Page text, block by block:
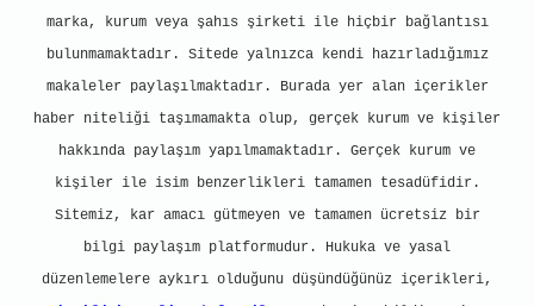
marka, kurum veya şahıs şirketi ile hiçbir bağlantısı
bulunmamaktadır. Sitede yalnızca kendi hazırladığımız
makaleler paylaşılmaktadır. Burada yer alan içerikler
haber niteliği taşımamakta olup, gerçek kurum ve kişiler
hakkında paylaşım yapılmamaktadır. Gerçek kurum ve
kişiler ile isim benzerlikleri tamamen tesadüfidir.
Sitemiz, kar amacı gütmeyen ve tamamen ücretsiz bir
bilgi paylaşım platformudur. Hukuka ve yasal
düzenlemelere aykırı olduğunu düşündüğünüz içerikleri,